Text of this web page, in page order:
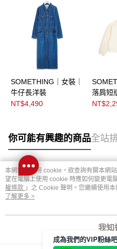
SOMETHING｜女裝｜
牛仔長洋裝
NT$4,490
落肩短
你可能有興趣的商品全站
熱門標籤
本網站中使用 cookie，欲查詢有關本網
望在電腦上使用 cookie 時應如何變更電
權條款 」之 Cookie 聲明。您繼續使用
用條款之 Cookie 聲明使用 cookie。
了解更多 >
我知
成為我們的VIP粉絲吧